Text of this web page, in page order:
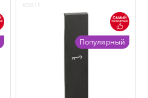
KG01F
Популярный